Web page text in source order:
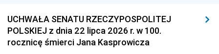
UCHWAŁA SENATU RZECZYPOSPOLITEJ
POLSKIEJ z dnia 22 lipca 2026 r. w 100.
rocznicę śmierci Jana Kasprowicza